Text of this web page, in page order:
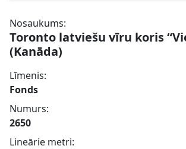
Nosaukums:
Toronto latviešu vīru koris
(Kanāda)
Līmenis:
Fonds
Numurs:
2650
Lineārie metri: